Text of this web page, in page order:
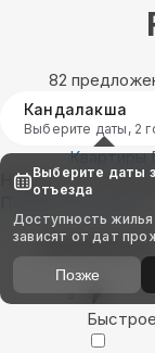
82
Кандалакша
Выберите даты, 2
Квартиры
Найдём, где
Показать на карте
Выбирайте
Выберите даты
отъезда
Доступность
зависят от дат
Позже